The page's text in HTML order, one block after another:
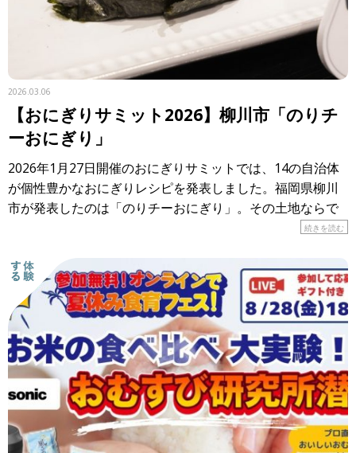
2026.03.06
【おにぎりサミット2026】柳川市「のりチ
ーおにぎり」
2026年1月27日開催のおにぎりサミットでは、14の自治体
が個性豊かなおにぎりレシピを発表しました。福岡県柳川
市が発表したのは「のりチーおにぎり」。その土地ならで
はの食材や工夫に注目しながら、レシピを紹介します。 &n
続きを読む